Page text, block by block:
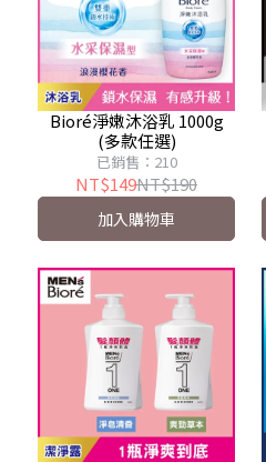
Bioré淨嫩沐浴乳 1000g
(多款任選)
已銷售：210
NT$149NT$190
加入購物車